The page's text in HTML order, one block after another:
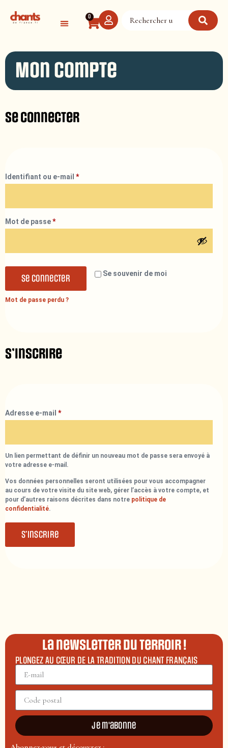
0
Mon compte
Se connecter
Identifiant ou e-mail *
Mot de passe*
Se souvenir de moi
Se connecter
Mot de passe perdu ?
S’inscrire
Adresse e-mail *
Un lien permettant de définir un nouveau mot de passe sera envoyé à
votre adresse e-mail.
Vos données personnelles seront utilisées pour vous accompagner
au cours de votre visite du site web, gérer l’accès à votre compte, et
pour d’autres raisons décrites dans notre politique de
confidentialité.
S’inscrire
La newsletter du terroir !
PLONGEZ AU CŒUR DE LA TRADITION DU CHANT FRANÇAIS
Je m'abonne